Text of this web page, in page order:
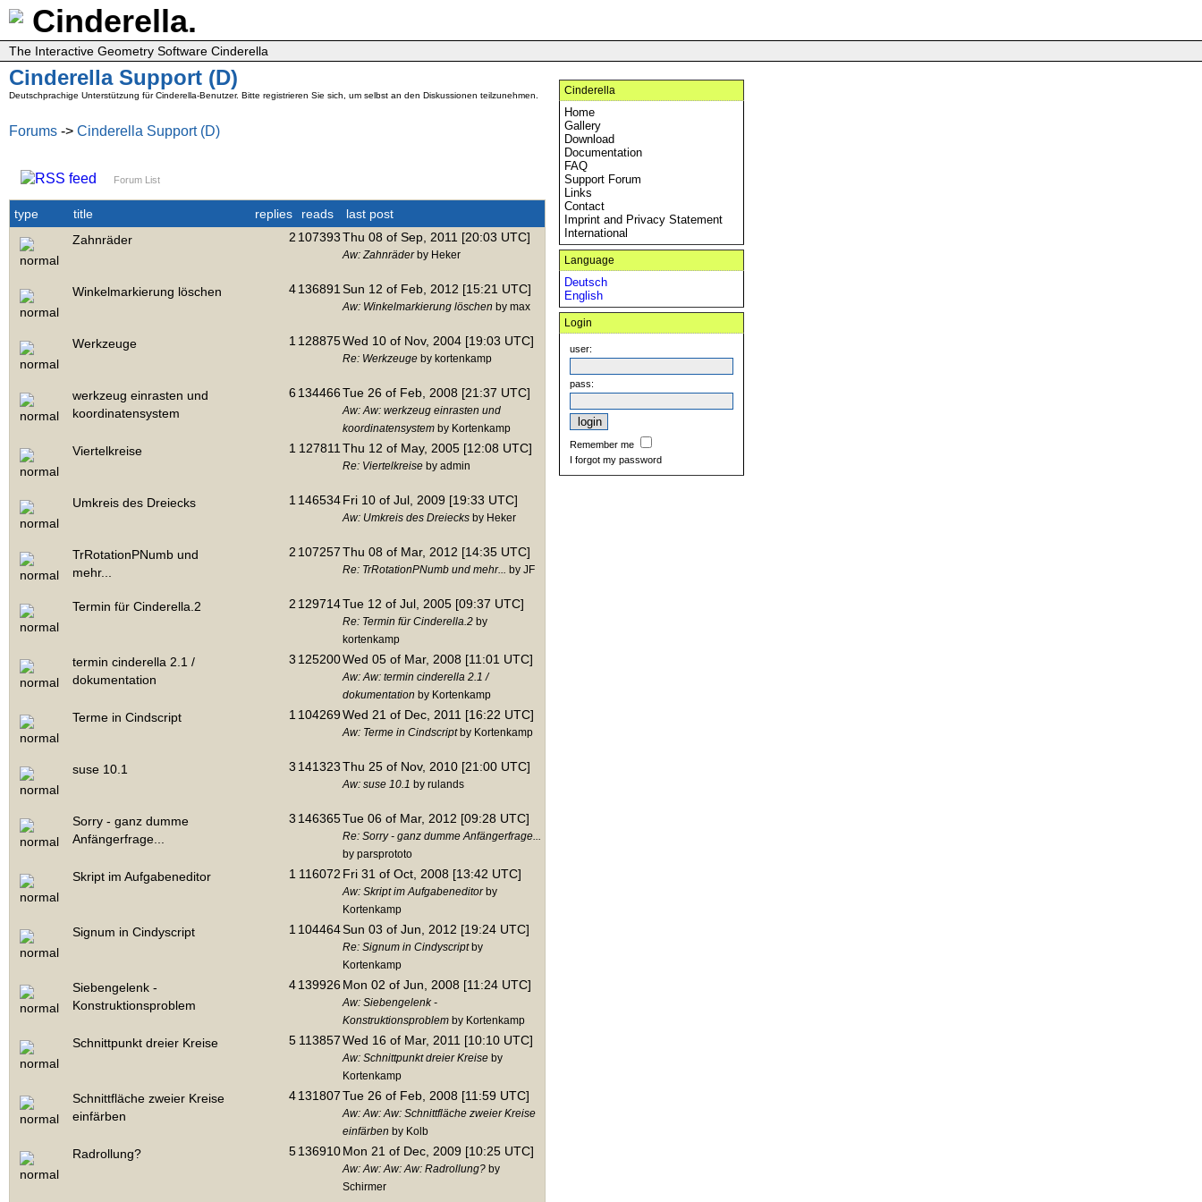
Cinderella.
The Interactive Geometry Software Cinderella
Cinderella Support (D)
Deutschprachige Unterstützung für Cinderella-Benutzer. Bitte registrieren Sie sich, um selbst an den Diskussionen teilzunehmen.
Forums -> Cinderella Support (D)
Forum List
type title replies reads
last post
Zahnräder
2 107393Thu 08 of Sep, 2011 [20:03 UTC]
Aw: Zahnräderby Heker
Winkelmarkierung löschen 4136891 Sun 12 of Feb, 2012 [15:21 UTC]
Aw: Winkelmarkierung löschen by max
Werkzeuge 1 128875Wed 10 of Nov, 2004 [19:03 UTC]
Re: Werkzeuge by kortenkamp
werkzeug einrasten und
koordinatensystem
6 134466Tue 26 of Feb, 2008 [21:37 UTC]
Aw: Aw: werkzeug einrasten und
koordinatensystem by Kortenkamp
Viertelkreise 1 127811 Thu 12 of May, 2005 [12:08 UTC]
Re: Viertelkreise by admin
Umkreis des Dreiecks 1 146534Fri 10 of Jul, 2009 [19:33 UTC]
Aw: Umkreis des Dreiecks by Heker
TrRotationPNumb und
mehr...
2 107257Thu 08 of Mar, 2012 [14:35 UTC]
Re: TrRotationPNumb und mehr... by JF
Termin für Cinderella.2 2 129714Tue 12 of Jul, 2005 [09:37 UTC]
Re: Termin für Cinderella.2 by
kortenkamp
termin cinderella 2.1 /
dokumentation
3 125200Wed 05 of Mar, 2008 [11:01 UTC]
Aw: Aw: termin cinderella 2.1 /
dokumentation by Kortenkamp
Terme in Cindscript 1 104269Wed 21 of Dec, 2011 [16:22 UTC]
Aw: Terme in Cindscriptby Kortenkamp
suse 10.1 3 141323Thu 25 of Nov, 2010 [21:00 UTC]
Aw: suse 10.1 by rulands
Sorry - ganz dumme
Anfängerfrage...
3 146365Tue 06 of Mar, 2012 [09:28 UTC]
Re: Sorry - ganz dumme Anfängerfrage...
by parsprototo
Skript im Aufgabeneditor 1 116072 Fri 31 of Oct, 2008 [13:42 UTC]
Aw: Skript im Aufgabeneditorby
Kortenkamp
Signum in Cindyscript 1 104464Sun 03 of Jun, 2012 [19:24 UTC]
Re: Signum in Cindyscriptby
Kortenkamp
Siebengelenk -
Konstruktionsproblem
4139926 Mon 02 of Jun, 2008 [11:24 UTC]
Aw: Siebengelenk -
Konstruktionsproblem by Kortenkamp
Schnittpunkt dreier Kreise 5 113857Wed 16 of Mar, 2011 [10:10 UTC]
Aw: Schnittpunkt dreier Kreise by
Kortenkamp
Schnittfläche zweier Kreise
einfärben
4131807Tue 26 of Feb, 2008 [11:59 UTC]
Aw: Aw: Aw: Schnittfläche zweier Kreise
einfärben by Kolb
Radrollung? 5136910Mon 21 of Dec, 2009 [10:25 UTC]
Aw: Aw: Aw: Aw: Radrollung? by
Schirmer
Cinderella
Home
Gallery
Download
Documentation
FAQ
Support Forum
Links
Contact
Imprint and Privacy Statement
International
Language
Deutsch
English
Login
user:
pass:
Remember me
I forgot my password